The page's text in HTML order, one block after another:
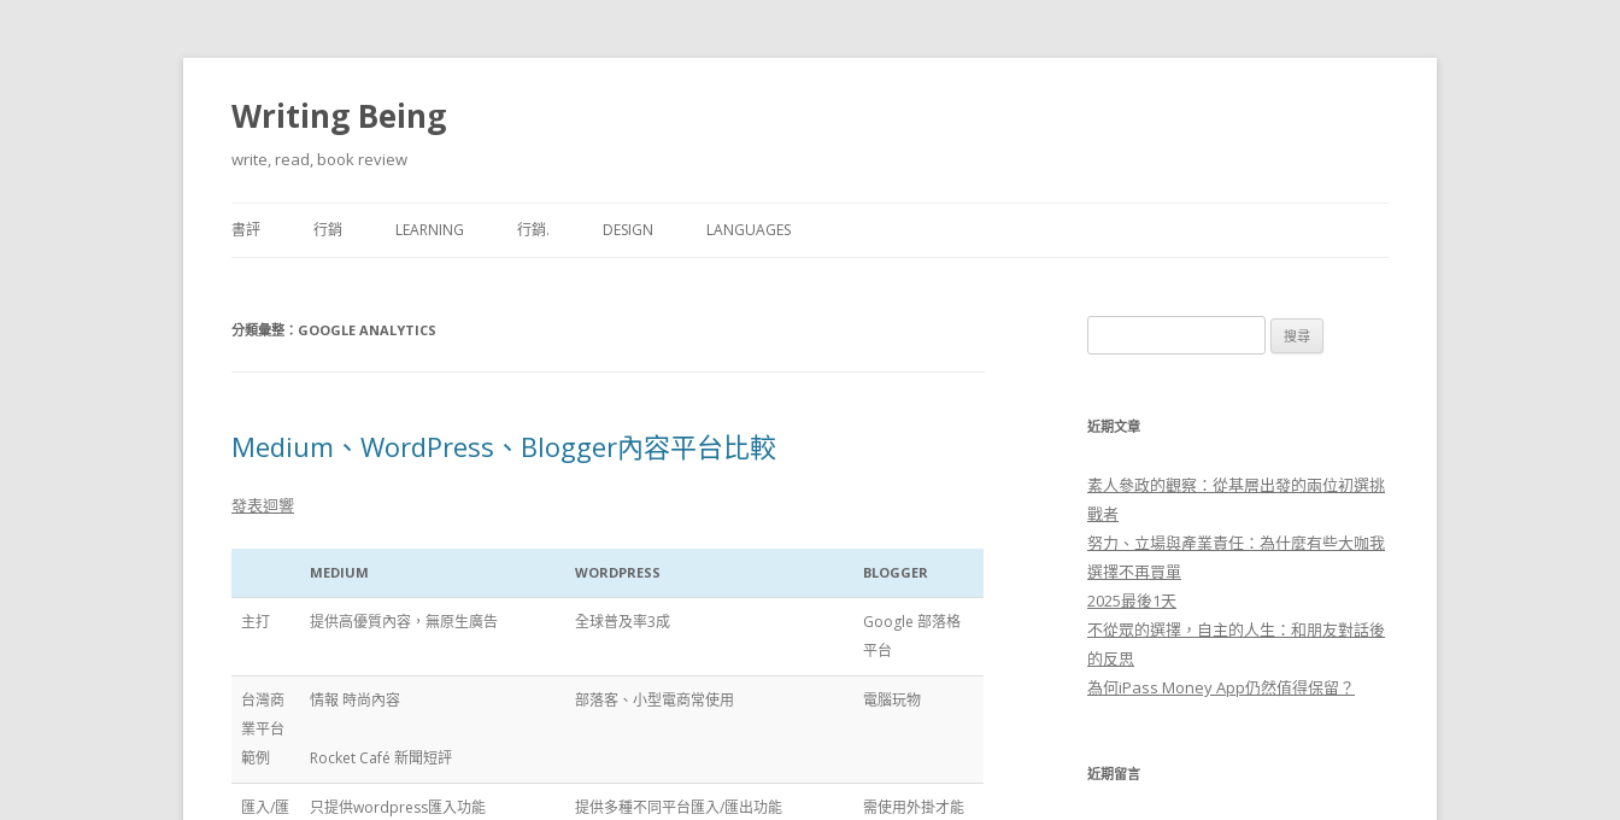
Writing Being
write, read, book review
書評 行銷 LEARNING 行銷. DESIGN LANGUAGES
分類彙整： GOOGLE ANALYTICS
Medium、WordPress、Blogger內容平台比較
發表迴響
MEDIUM WORDPRESS BLOGGER
主打 提供高優質內容，無原生廣告 全球普及率3成
Google 部落格
平台
台灣商
業平台
範例
情報 時尚內容
Rocket Café 新聞短評
部落客、小型電商常使用 電腦玩物
匯入/匯
只提供wordpress匯入功能
提供多種不同平台匯入/匯出功能
需使用外掛才能
尋
鍵
:
近期文章
素人參政的觀察：從基層出發的兩位初選挑
戰者
努力、立場與產業責任：為什麼有些大咖我
選擇不再買單
2025最後1天
不從眾的選擇，自主的人生：和朋友對話後
的反思
為何iPass Money App仍然值得保留？
近期留言